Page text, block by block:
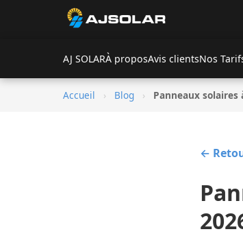
AJ SOLARÀ proposAvis clientsNos
Accueil › Blog › Panneaux solaires
←